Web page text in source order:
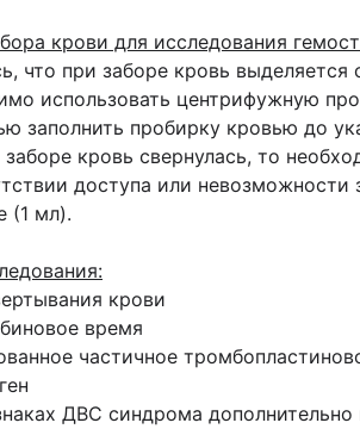
крови для исследования
что при заборе кровь выделяется
использовать центрифужную
заполнить пробирку кровью до
кровь свернулась, то
доступа или
(1 мл).
крови
время
частичное
ДВС синдрома